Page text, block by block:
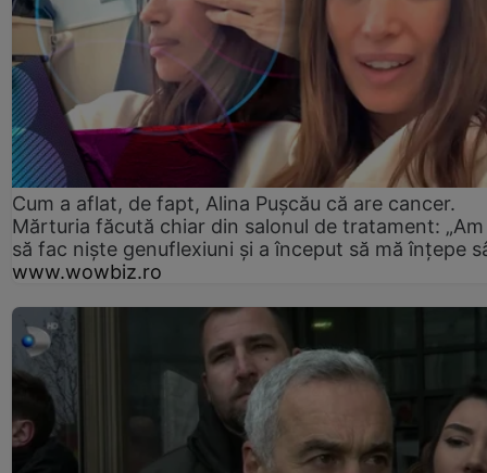
Cum a aflat, de fapt, Alina Pușcău că are cancer.
Mărturia făcută chiar din salonul de tratament:
să fac niște genuflexiuni și a început să mă înțepe
www.wowbiz.ro